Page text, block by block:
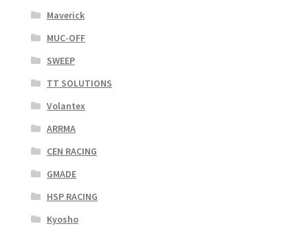
Maverick
MUC-OFF
SWEEP
TT SOLUTIONS
Volantex
ARRMA
CEN RACING
GMADE
HSP RACING
Kyosho